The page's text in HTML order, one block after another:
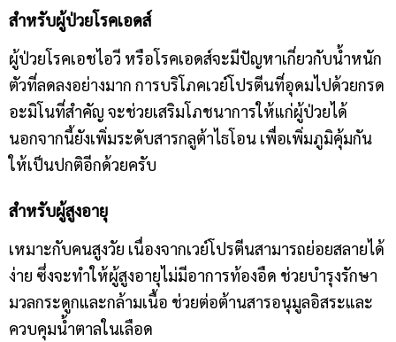
สำหรับผู้ป่วยโรคเอดส์
ผู้ป่วยโรคเอชไอวี หรือโรคเอดส์จะมีปัญหาเกี่ยวกับน้ำหนัก
ตัวที่ลดลงอย่างมาก การบริโภคเวย์โปรตีนที่อุดมไปด้วยกรด
อะมิโนที่สำคัญ จะช่วยเสริมโภชนาการให้แก่ผู้ป่วยได้
นอกจากนี้ยังเพิ่มระดับสารกลูต้าไธโอน เพื่อเพิ่มภูมิคุ้มกัน
ให้เป็นปกติอีกด้วยครับ
สำหรับผู้สูงอายุ
เหมาะกับคนสูงวัย เนื่องจากเวย์โปรตีนสามารถย่อยสลายได้
ง่าย ซึ่งจะทำให้ผู้สูงอายุไม่มีอาการท้องอืด ช่วยบำรุงรักษา
มวลกระดูกและกล้ามเนื้อ ช่วยต่อต้านสารอนุมูลอิสระและ
ควบคุมน้ำตาลในเลือด